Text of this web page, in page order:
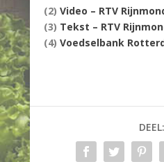
(2) Video – RTV
(3) Tekst – RTV
(4) Voedselbank
DEEL: